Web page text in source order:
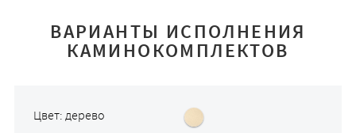
ВАРИАНТЫ ИСПОЛНЕНИЯ
КАМИНОКОМПЛЕКТОВ
Цвет: дерево